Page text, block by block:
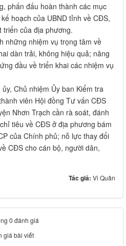
phấn đấu hoàn thành các mục
hoạch của UBND tỉnh về CĐS,
của địa phương.
những nhiệm vụ trọng tâm về
dàn trải, không hiệu quả; nâng
đầu về triển khai các nhiệm vụ
Chủ nhiệm Ủy ban Kiểm tra
viên Hội đồng Tư vấn CĐS
Nhơn Trạch cần rà soát, đánh
tiêu về CĐS ở địa phương bám
của Chính phủ; nỗ lực thay đổi
CĐS cho cán bộ, người dân,
Tác giả: Vi Quân
0 đánh giá
giá bài viết